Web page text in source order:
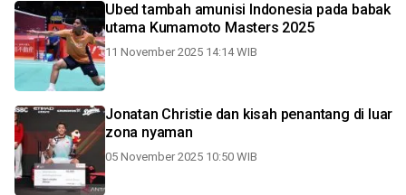
Ubed tambah amunisi Indonesia pada babak
utama Kumamoto Masters 2025
11 November 2025 14:14 WIB
Jonatan Christie dan kisah penantang di luar
zona nyaman
05 November 2025 10:50 WIB